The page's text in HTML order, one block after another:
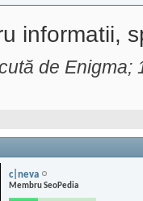
informatii,
de
c|neva
Membru SeoPedia